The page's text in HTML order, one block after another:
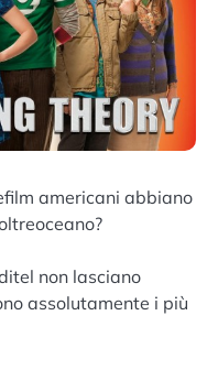
americani abbiano
non lasciano
assolutamente i più